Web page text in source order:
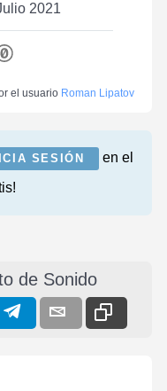
2021
el usuario Roman Lipatov
SESIÓN
en el
de Sonido